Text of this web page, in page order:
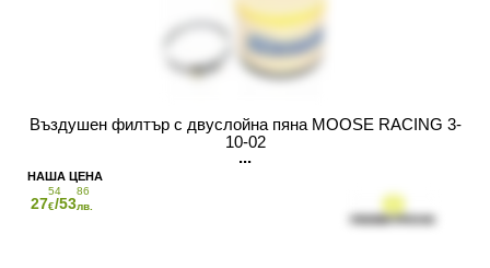
Въздушен филтър с двуслойна пяна MOOSE RACING 3-
10-02
27
54
€/53
86
лв.